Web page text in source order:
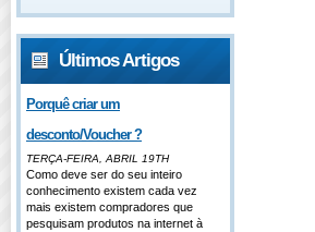
Últimos Artigos
Porquê criar um
desconto/Voucher ?
TERÇA-FEIRA, ABRIL 19TH
Como deve ser do seu inteiro
conhecimento existem cada vez
mais existem compradores que
pesquisam produtos na internet à